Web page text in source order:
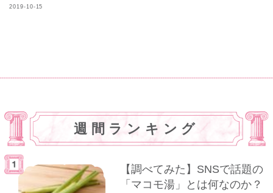
2019-10-15
週間ランキング
【調べてみた】SNSで話題の
「マコモ湯」とは何なのか？